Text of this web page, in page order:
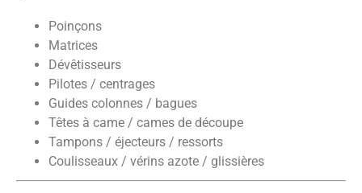
Poinçons
Matrices
Dévêtisseurs
Pilotes / centrages
Guides colonnes / bagues
Têtes à came / cames de découpe
Tampons / éjecteurs / ressorts
Coulisseaux / vérins azote / glissières